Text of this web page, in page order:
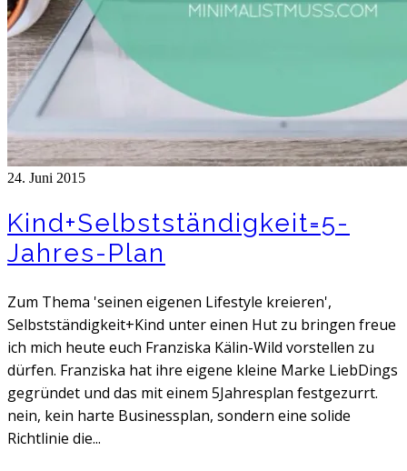
24. Juni 2015
Kind+Selbstständigkeit=5-
Jahres-Plan
Zum Thema 'seinen eigenen Lifestyle kreieren',
Selbstständigkeit+Kind unter einen Hut zu bringen freue
ich mich heute euch Franziska Kälin-Wild vorstellen zu
dürfen. Franziska hat ihre eigene kleine Marke LiebDings
gegründet und das mit einem 5Jahresplan festgezurrt.
nein, kein harte Businessplan, sondern eine solide
Richtlinie die...